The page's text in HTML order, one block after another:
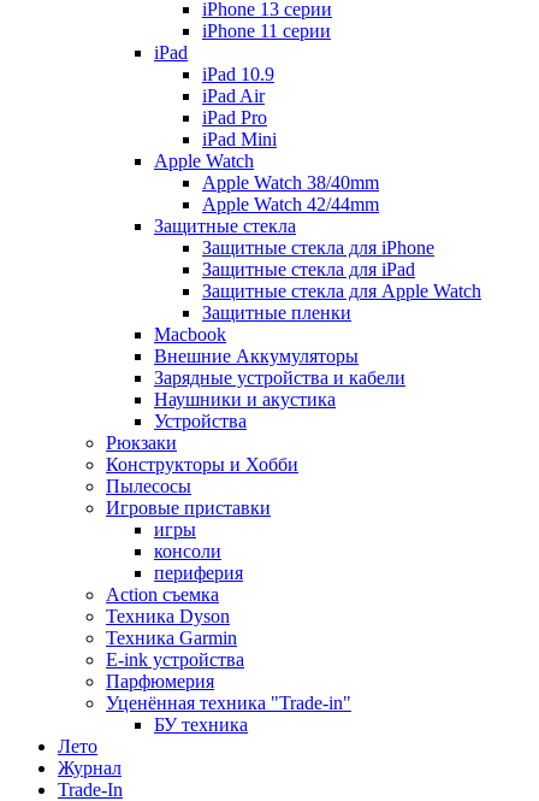
iPhone 13 серии
iPhone 11 серии
iPad
iPad 10.9
iPad Air
iPad Pro
iPad Mini
Apple Watch
Apple Watch 38/40mm
Apple Watch 42/44mm
Защитные стекла
Защитные стекла для iPhone
Защитные стекла для iPad
Защитные стекла для Apple Watch
Защитные пленки
Macbook
Внешние Аккумуляторы
Зарядные устройства и кабели
Наушники и акустика
Устройства
Рюкзаки
Конструкторы и Хобби
Пылесосы
Игровые приставки
игры
консоли
периферия
Action съемка
Техника Dyson
Техника Garmin
E-ink устройства
Парфюмерия
Уценённая техника "Trade-in"
БУ техника
Лето
Журнал
Trade-In